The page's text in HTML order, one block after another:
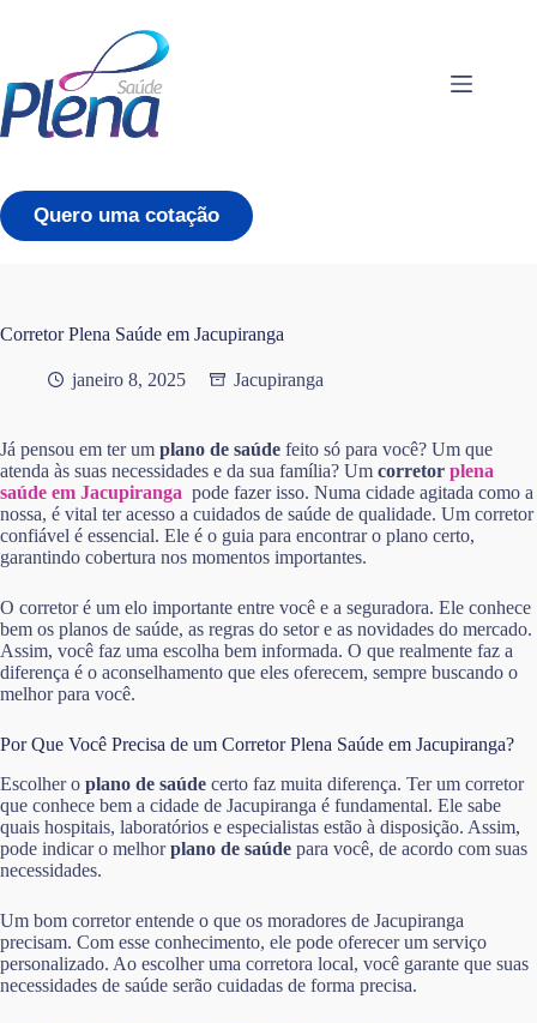
conteúdo
Quero uma cotação
Corretor Plena Saúde em Jacupiranga
janeiro 8, 2025 Jacupiranga
Já pensou em ter um plano de saúde feito só para você? Um que
atenda às suas necessidades e da sua família? Um corretor plena
saúde em Jacupiranga pode fazer isso. Numa cidade agitada como a
nossa, é vital ter acesso a cuidados de saúde de qualidade. Um corretor
confiável é essencial. Ele é o guia para encontrar o plano certo,
garantindo cobertura nos momentos importantes.
O corretor é um elo importante entre você e a seguradora. Ele conhece
bem os planos de saúde, as regras do setor e as novidades do mercado.
Assim, você faz uma escolha bem informada. O que realmente faz a
diferença é o aconselhamento que eles oferecem, sempre buscando o
melhor para você.
Por Que Você Precisa de um Corretor Plena Saúde em Jacupiranga?
Escolher o plano de saúde certo faz muita diferença. Ter um corretor
que conhece bem a cidade de Jacupiranga é fundamental. Ele sabe
quais hospitais, laboratórios e especialistas estão à disposição. Assim,
pode indicar o melhorplano de saúde para você, de acordo com suas
necessidades.
Um bom corretor entende o que os moradores de Jacupiranga
precisam. Com esse conhecimento, ele pode oferecer um serviço
personalizado. Ao escolher uma corretora local, você garante que suas
necessidades de saúde serão cuidadas de forma precisa.